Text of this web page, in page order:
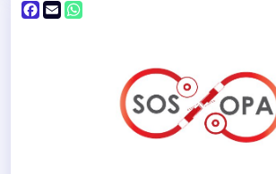
Email
WhatsApp